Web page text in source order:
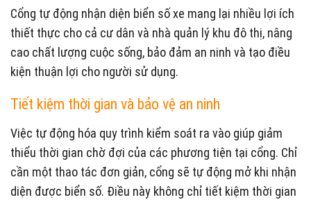
Cổng tự động nhận diện biển số xe mang lại nhiều lợi ích
thiết thực cho cả cư dân và nhà quản lý khu đô thị, nâng
cao chất lượng cuộc sống, bảo đảm an ninh và tạo điều
kiện thuận lợi cho người sử dụng.
Tiết kiệm thời gian và bảo vệ an ninh
Việc tự động hóa quy trình kiểm soát ra vào giúp giảm
thiểu thời gian chờ đợi của các phương tiện tại cổng. Chỉ
cần một thao tác đơn giản, cổng sẽ tự động mở khi nhận
diện được biển số. Điều này không chỉ tiết kiệm thời gian